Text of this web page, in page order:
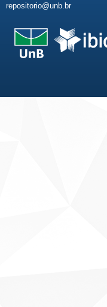
repositorio@unb.br